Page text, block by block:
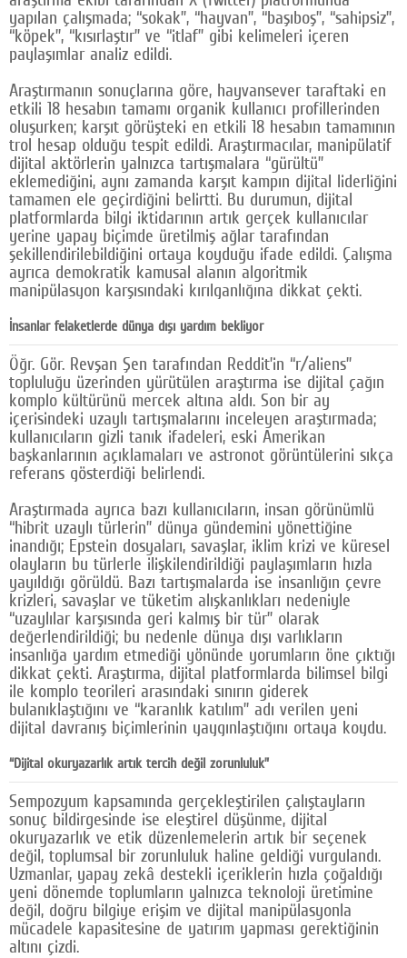
yapılan çalışmada; “sokak”, “hayvan”, “başıboş”, “sahipsiz”,
“köpek”, “kısırlaştır” ve “itlaf” gibi kelimeleri içeren
paylaşımlar analiz edildi.
Araştırmanın sonuçlarına göre, hayvansever taraftaki en
etkili 18 hesabın tamamı organik kullanıcı profillerinden
oluşurken; karşıt görüşteki en etkili 18 hesabın tamamının
trol hesap olduğu tespit edildi. Araştırmacılar, manipülatif
dijital aktörlerin yalnızca tartışmalara “gürültü”
eklemediğini, aynı zamanda karşıt kampın dijital liderliğini
tamamen ele geçirdiğini belirtti. Bu durumun, dijital
platformlarda bilgi iktidarının artık gerçek kullanıcılar
yerine yapay biçimde üretilmiş ağlar tarafından
şekillendirilebildiğini ortaya koyduğu ifade edildi. Çalışma
ayrıca demokratik kamusal alanın algoritmik
manipülasyon karşısındaki kırılganlığına dikkat çekti.
İnsanlar felaketlerde dünya dışı yardım bekliyor
Öğr. Gör. Revşan Şen tarafından Reddit’in “r/aliens”
topluluğu üzerinden yürütülen araştırma ise dijital çağın
komplo kültürünü mercek altına aldı. Son bir ay
içerisindeki uzaylı tartışmalarını inceleyen araştırmada;
kullanıcıların gizli tanık ifadeleri, eski Amerikan
başkanlarının açıklamaları ve astronot görüntülerini sıkça
referans gösterdiği belirlendi.
Araştırmada ayrıca bazı kullanıcıların, insan görünümlü
“hibrit uzaylı türlerin” dünya gündemini yönettiğine
inandığı; Epstein dosyaları, savaşlar, iklim krizi ve küresel
olayların bu türlerle ilişkilendirildiği paylaşımların hızla
yayıldığı görüldü. Bazı tartışmalarda ise insanlığın çevre
krizleri, savaşlar ve tüketim alışkanlıkları nedeniyle
“uzaylılar karşısında geri kalmış bir tür” olarak
değerlendirildiği; bu nedenle dünya dışı varlıkların
insanlığa yardım etmediği yönünde yorumların öne çıktığı
dikkat çekti. Araştırma, dijital platformlarda bilimsel bilgi
ile komplo teorileri arasındaki sınırın giderek
bulanıklaştığını ve “karanlık katılım” adı verilen yeni
dijital davranış biçimlerinin yaygınlaştığını ortaya koydu.
“Dijital okuryazarlık artık tercih değil zorunluluk”
Sempozyum kapsamında gerçekleştirilen çalıştayların
sonuç bildirgesinde ise eleştirel düşünme, dijital
okuryazarlık ve etik düzenlemelerin artık bir seçenek
değil, toplumsal bir zorunluluk haline geldiği vurgulandı.
Uzmanlar, yapay zekâ destekli içeriklerin hızla çoğaldığı
yeni dönemde toplumların yalnızca teknoloji üretimine
değil, doğru bilgiye erişim ve dijital manipülasyonla
mücadele kapasitesine de yatırım yapması gerektiğinin
altını çizdi.